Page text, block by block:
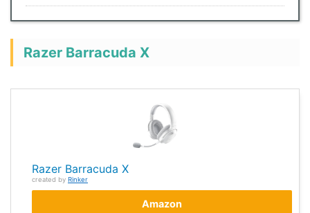
Razer Barracuda X
Razer Barracuda X
created by Rinker
Amazon